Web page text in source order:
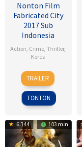
Nonton Film
Fabricated City
2017 Sub
Indonesia
Action, Crime,Thriller,
Korea
9
Feb
2017
Lee
Hu-
bin
TRAILER
TONTON
6.344 103 min